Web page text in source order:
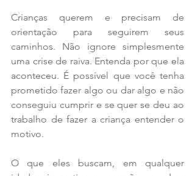
Crianças querem e precisam de
orientação para seguirem seus
caminhos. Não ignore simplesmente
uma crise de raiva. Entenda por que ela
aconteceu. É possível que você tenha
prometido fazer algo ou dar algo e não
conseguiu cumprir e se quer se deu ao
trabalho de fazer a criança entender o
motivo.
O que eles buscam, em qualquer